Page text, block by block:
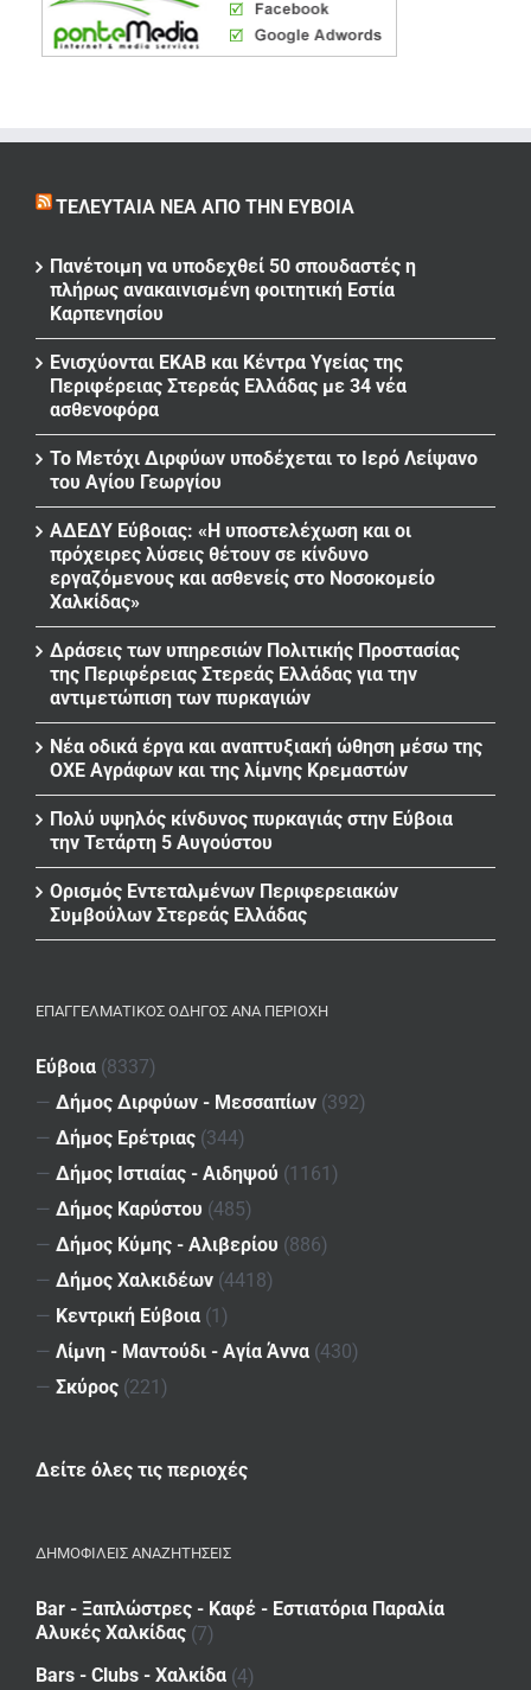
ΤΕΛΕΥΤΑΊΑ ΝΈΑ ΑΠΌ ΤΗΝ ΕΎΒΟΙΑ
Πανέτοιμη να υποδεχθεί 50 σπουδαστές η
πλήρως ανακαινισμένη φοιτητική Εστία
Καρπενησίου
Ενισχύονται ΕΚΑΒ και Κέντρα Υγείας της
Περιφέρειας Στερεάς Ελλάδας με 34 νέα
ασθενοφόρα
Το Μετόχι Διρφύων υποδέχεται το Ιερό Λείψανο
του Αγίου Γεωργίου
ΑΔΕΔΥ Εύβοιας: «Η υποστελέχωση και οι
πρόχειρες λύσεις θέτουν σε κίνδυνο
εργαζόμενους και ασθενείς στο Νοσοκομείο
Χαλκίδας»
Δράσεις των υπηρεσιών Πολιτικής Προστασίας
της Περιφέρειας Στερεάς Ελλάδας για την
αντιμετώπιση των πυρκαγιών
Νέα οδικά έργα και αναπτυξιακή ώθηση μέσω της
ΟΧΕ Αγράφων και της λίμνης Κρεμαστών
Πολύ υψηλός κίνδυνος πυρκαγιάς στην Εύβοια
την Τετάρτη 5 Αυγούστου
Ορισμός Εντεταλμένων Περιφερειακών
Συμβούλων Στερεάς Ελλάδας
ΕΠΑΓΓΕΛΜΑΤΙΚΌΣ ΟΔΗΓΌΣ ΑΝΆ ΠΕΡΙΟΧΉ
Εύβοια (8337)
— Δήμος Διρφύων - Μεσσαπίων (392)
— Δήμος Ερέτριας (344)
— Δήμος Ιστιαίας - Αιδηψού (1161)
— Δήμος Καρύστου (485)
— Δήμος Κύμης - Αλιβερίου (886)
— Δήμος Χαλκιδέων (4418)
— Κεντρική Εύβοια (1)
— Λίμνη - Μαντούδι - Αγία Άννα (430)
— Σκύρος (221)
Δείτε όλες τις περιοχές
ΔΗΜΟΦΙΛΕΙΣ ΑΝΑΖΗΤΗΣΕΙΣ
Bar - Ξαπλώστρες - Καφέ - Εστιατόρια Παραλία
Αλυκές Χαλκίδας (7)
Bars - Clubs - Χαλκίδα (4)